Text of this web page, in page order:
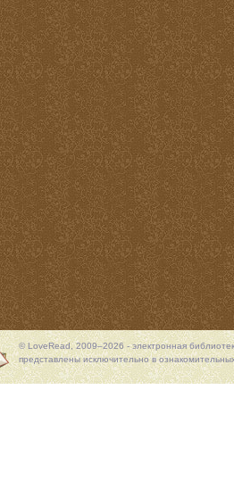
© LoveRead, 2009–2026 - электронная
представлены исключительно в